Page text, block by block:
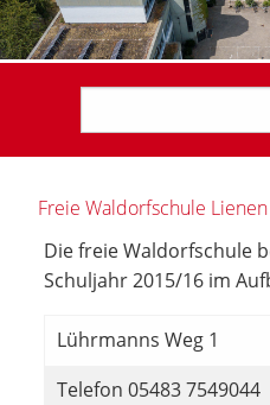
Freie Waldorfschule Lienen
Die freie Waldorfschule
Schuljahr 2015/16 im
Lührmanns Weg 1
Telefon 05483 7549044